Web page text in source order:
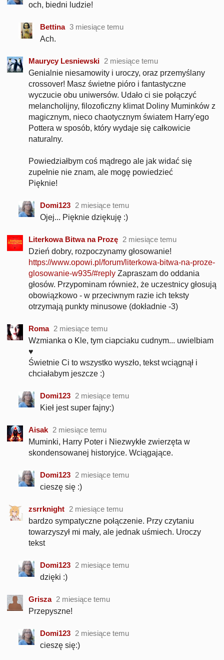
och, biedni ludzie!
Bettina 3 miesiące temu
Ach.
Maurycy Lesniewski 2 miesiące temu
Genialnie niesamowity i uroczy, oraz przemyślany
crossover! Masz świetne pióro i fantastyczne
wyczucie obu uniwersów. Udało ci sie połączyć
melancholijny, filozoficzny klimat Doliny Muminków z
magicznym, nieco chaotycznym światem Harry'ego
Pottera w sposób, który wydaje się całkowicie
naturalny.
Powiedziałbym coś mądrego ale jak widać się
zupełnie nie znam, ale mogę powiedzieć
Pięknie!
Domi123 2 miesiące temu
Ojej... Pięknie dziękuję :)
Literkowa Bitwa na Prozę 2 miesiące temu
Dzień dobry, rozpoczynamy głosowanie!
https://www.opowi.pl/forum/literkowa-bitwa-na-proze-
glosowanie-w935/#reply Zapraszam do oddania
głosów. Przypominam również, że uczestnicy głosują
obowiązkowo - w przeciwnym razie ich teksty
otrzymają punkty minusowe (dokładnie -3)
Roma 2 miesiące temu
Wzmianka o Kle, tym ciapciaku cudnym... uwielbiam
♥️
Świetnie Ci to wszystko wyszło, tekst wciągnął i
chciałabym jeszcze :)
Domi123 2 miesiące temu
Kieł jest super fajny:)
Aisak 2 miesiące temu
Muminki, Harry Poter i Niezwykłe zwierzęta w
skondensowanej historyjce. Wciągające.
Domi123 2 miesiące temu
cieszę się :)
zsrrknight 2 miesiące temu
bardzo sympatyczne połączenie. Przy czytaniu
towarzyszył mi mały, ale jednak uśmiech. Uroczy
tekst
Domi123 2 miesiące temu
dzięki :)
Grisza 2 miesiące temu
Przepyszne!
Domi123 2 miesiące temu
cieszę się:)